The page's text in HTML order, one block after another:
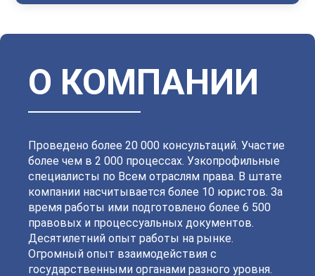
Московский
Невский Октябрьский
Петроградский
Петродворцовый
Приморский Пушкинский
Сестрорецкий
Смольнинский
О КОМПАНИИ
Проведено более 20 000 консультаций. Участие
более чем в 2 000 процессах. Узкопрофильные
специалисты по Всем отраслям права. В штате
компании насчитывается более 10 юристов. За
время работы ими подготовлено более 6 500
правовых и процессуальных документов.
Десятилетний опыт работы на рынке.
Огромный опыт взаимодействия с
государственными органами разного уровня.